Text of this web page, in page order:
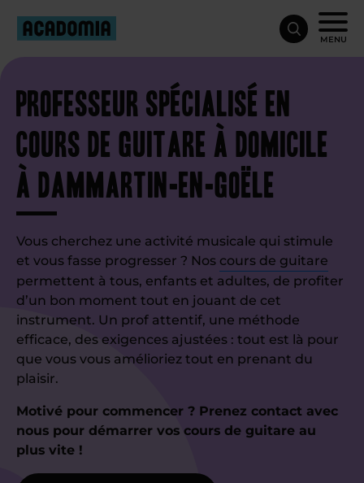
MENU
Professeur spécialisé en
cours de guitare à domicile
à Dammartin-en-Goële
Vous cherchez une activité musicale qui stimule
et vous fasse progresser ? Nos cours de guitare
permettent à tous, enfants et adultes, de profiter
d’un bon moment tout en jouant de cet
instrument. Un prof attentif, une méthode
efficace, des exigences ajustées : tout est là pour
que vous vous amélioriez tout en prenant du
plaisir.
Motivé pour commencer ? Prenez contact avec
nous pour démarrer vos cours de guitare au
plus vite !